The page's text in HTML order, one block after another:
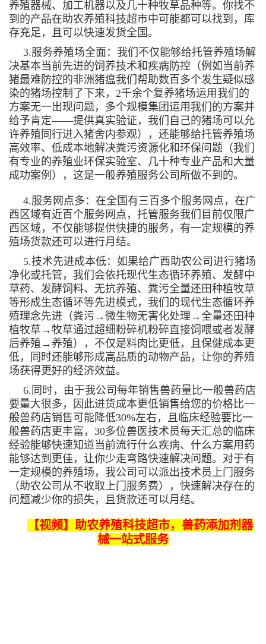
养殖器械、加工机器以及几十种牧草品种等。你找不
到的产品在助农养殖科技超市中可能都可以找到，库
存充足，且可以快速发货全国。
3.服务养殖场全面：我们不仅能够给托管养殖场解
决基本当前先进的饲养技术和疾病防控（例如当前养
猪最难防控的非洲猪瘟我们帮助数百多个发生疑似感
染的猪场控制了下来，2千余个复养猪场运用我们的
方案无一出现问题，多个规模集团运用我们的方案并
给予肯定——提供真实验证，我们自己的猪场可以允
许养殖同行进入猪舍内参观），还能够给托管养殖场
高效率、低成本地解决粪污资源化和环保问题（我们
有专业的养殖业环保实验室、几十种专业产品和大量
成功案例），这是一般养殖服务公司所做不到的。
4.服务网点多：在全国有三百多个服务网点，在广
西区域有近百个服务网点，托管服务我们目前仅限广
西区域，不仅能够提供快捷的服务，有一定规模的养
殖场货款还可以进行月结。
5.技术先进成本低：如果给广西助农公司进行猪场
净化或托管，我们会依托现代生态循环养殖、发酵中
草药、发酵饲料、无抗养殖、粪污全量还田种植牧草
等形成生态循环等先进模式，我们的现代生态循环养
殖理念先进（粪污→微生物无害化处理→全量还田种
植牧草→牧草通过超细粉碎机粉碎直接饲喂或者发酵
后养殖→养殖），不仅是料肉比更低，且保健成本更
低，同时还能够形成高品质的动物产品，让你的养殖
场获得更好的经济效益。
6.同时，由于我公司每年销售兽药量比一般兽药店
要量大很多，因此进货成本更低销售给您的价格比一
般兽药店销售可能降低30%左右，且临床经验要比一
般兽药店更丰富，30多位兽医技术员每天汇总的临床
经验能够快速知道当前流行什么疾病、什么方案用药
能够达到更佳，让你少走弯路快速解决问题。对于有
一定规模的养殖场，我公司可以派出技术员上门服务
（助农公司从不收取上门服务费），快速解决存在的
问题减少你的损失，且货款还可以月结。
【视频】助农养殖科技超市，兽药添加剂器
械一站式服务